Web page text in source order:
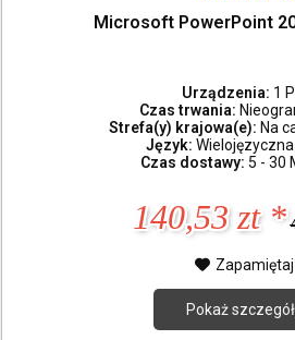
Microsoft PowerPoint
Urządzenia: 1
Czas trwania:
Strefa(y) krajowa(e): Na
Język:
Czas dostawy: 5 - 30
140,53 zt *
Zapamiętaj
Pokaż